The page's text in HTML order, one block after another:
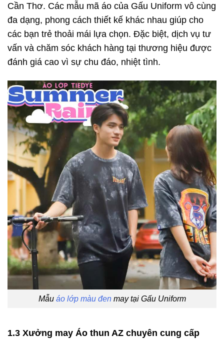
Cần Thơ. Các mẫu mã áo của Gấu Uniform vô cùng
đa dạng, phong cách thiết kế khác nhau giúp cho
các bạn trẻ thoải mái lựa chọn. Đặc biệt, dịch vụ tư
vấn và chăm sóc khách hàng tại thương hiệu được
đánh giá cao vì sự chu đáo, nhiệt tình.
Mẫu áo lớp màu đenmay tại Gấu Uniform
1.3 Xưởng may Áo thun AZ chuyên cung cấp